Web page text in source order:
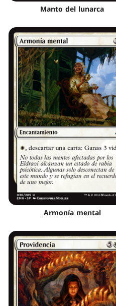
Manto del lunarca
Armonía mental